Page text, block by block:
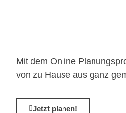
Mit dem Online
von zu Hause aus ganz
Jetzt planen!